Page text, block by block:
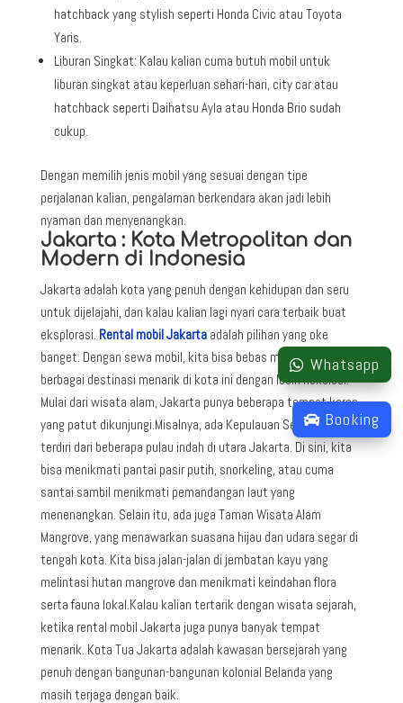
hatchback yang stylish seperti Honda Civic atau Toyota
Yaris.
Liburan Singkat: Kalau kalian cuma butuh mobil untuk
liburan singkat atau keperluan sehari-hari, city car atau
hatchback seperti Daihatsu Ayla atau Honda Brio sudah
cukup.
Dengan memilih jenis mobil yang sesuai dengan tipe
perjalanan kalian, pengalaman berkendara akan jadi lebih
nyaman dan menyenangkan.
Jakarta : Kota Metropolitan dan
Modern di Indonesia
Jakarta adalah kota yang penuh dengan kehidupan dan seru
untuk dijelajahi, dan kalau kalian lagi nyari cara terbaik buat
eksplorasi. Rental mobil Jakartaadalah pilihan yang oke
banget. Dengan sewa mobil, kita bisa bebas menjelajahi
berbagai destinasi menarik di kota ini dengan lebih fleksibel.
Mulai dari wisata alam, Jakarta punya beberapa tempat keren
yang patut dikunjungi.Misalnya, ada Kepulauan Seribu, yang
terdiri dari beberapa pulau indah di utara Jakarta. Di sini, kita
bisa menikmati pantai pasir putih, snorkeling, atau cuma
santai sambil menikmati pemandangan laut yang
menenangkan. Selain itu, ada juga Taman Wisata Alam
Mangrove, yang menawarkan suasana hijau dan udara segar di
tengah kota. Kita bisa jalan-jalan di jembatan kayu yang
melintasi hutan mangrove dan menikmati keindahan flora
serta fauna lokal.Kalau kalian tertarik dengan wisata sejarah,
ketika rental mobil Jakarta juga punya banyak tempat
menarik. Kota Tua Jakarta adalah kawasan bersejarah yang
penuh dengan bangunan-bangunan kolonial Belanda yang
masih terjaga dengan baik.
Whatsapp
Booking